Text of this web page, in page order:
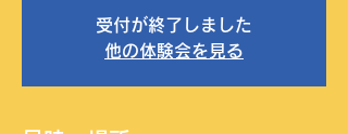
受付が終了しました
他の体験会を見る